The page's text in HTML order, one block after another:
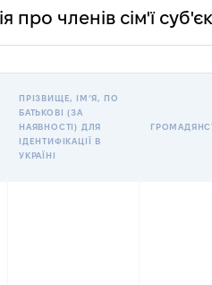
про членів сім'ї
ПРІЗВИЩЕ, ІМʼЯ, ПО
БАТЬКОВІ (ЗА
НАЯВНОСТІ) ДЛЯ
ІДЕНТИФІКАЦІЇ В
УКРАЇНІ